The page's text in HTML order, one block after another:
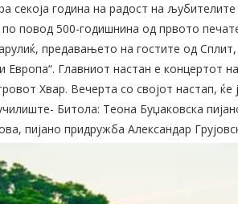
секоја година на радост на
повод 500-годишнина од првото
предавањето на гостите од
Европа“. Главниот настан е концертот
Хвар. Вечерта со својот настап,
Битола: Теона Буџаковска
пијано придружба Александар